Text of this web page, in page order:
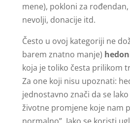
mene), pokloni za
nevolji, donacije itd.
Često u ovoj kategoriji ne
barem znatno manje)
koja je toliko česta prilikom
Za one koji nisu upoznati:
jednostavno znači da se
životne promjene koje nam